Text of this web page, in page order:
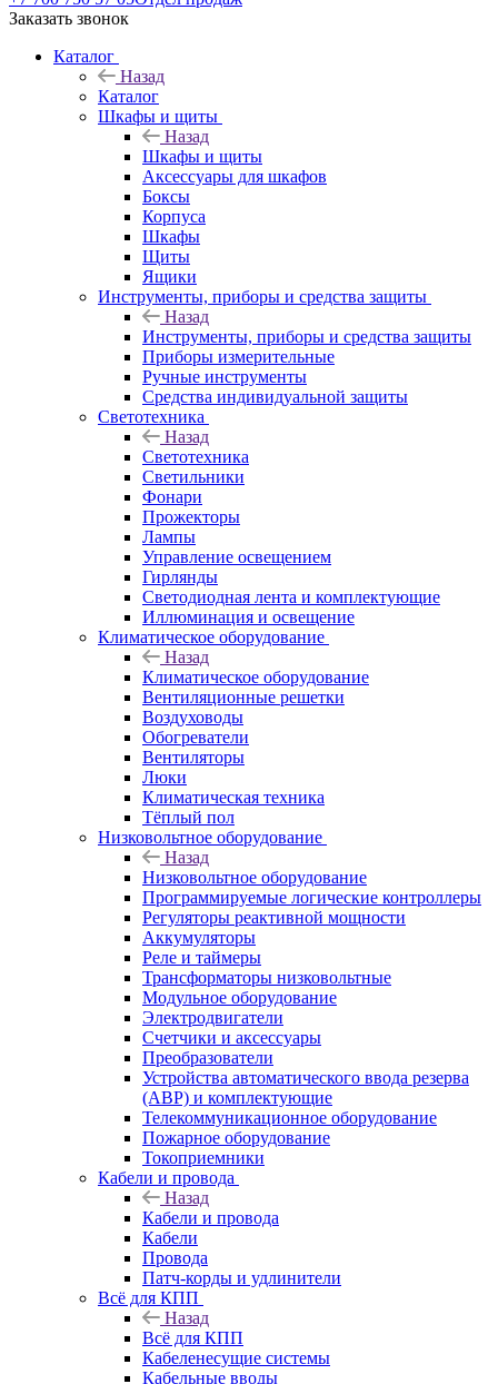
Заказать звонок
Каталог
Назад
Каталог
Шкафы и щиты
Назад
Шкафы и щиты
Аксессуары для шкафов
Боксы
Корпуса
Шкафы
Щиты
Ящики
Инструменты, приборы и средства защиты
Назад
Инструменты, приборы и средства защиты
Приборы измерительные
Ручные инструменты
Средства индивидуальной защиты
Светотехника
Назад
Светотехника
Светильники
Фонари
Прожекторы
Лампы
Управление освещением
Гирлянды
Светодиодная лента и комплектующие
Иллюминация и освещение
Климатическое оборудование
Назад
Климатическое оборудование
Вентиляционные решетки
Воздуховоды
Обогреватели
Вентиляторы
Люки
Климатическая техника
Тёплый пол
Низковольтное оборудование
Назад
Низковольтное оборудование
Программируемые логические контроллеры
Регуляторы реактивной мощности
Аккумуляторы
Реле и таймеры
Трансформаторы низковольтные
Модульное оборудование
Электродвигатели
Счетчики и аксессуары
Преобразователи
Устройства автоматического ввода резерва
(АВР) и комплектующие
Телекоммуникационное оборудование
Пожарное оборудование
Токоприемники
Кабели и провода
Назад
Кабели и провода
Кабели
Провода
Патч-корды и удлинители
Всё для КПП
Назад
Всё для КПП
Кабеленесущие системы
Кабельные вводы